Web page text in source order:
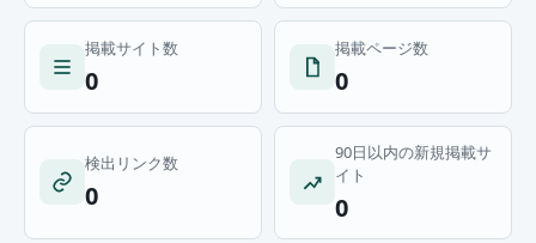
掲載サイト数
0
掲載ページ数
0
検出リンク数
0
90日以内の新規掲載サ
イト
0